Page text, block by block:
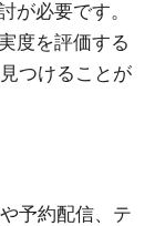
が必要です。
度を評価する
つけることが
予約配信、テ